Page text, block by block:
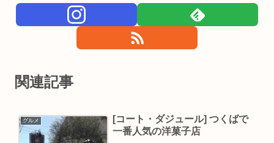
関連記事
グルメ
[コート・ダジュール] つくばで
一番人気の洋菓子店